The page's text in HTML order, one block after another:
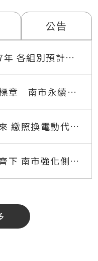
公告
各組別預計出
章 南市永續旅
下 南市強化側溝